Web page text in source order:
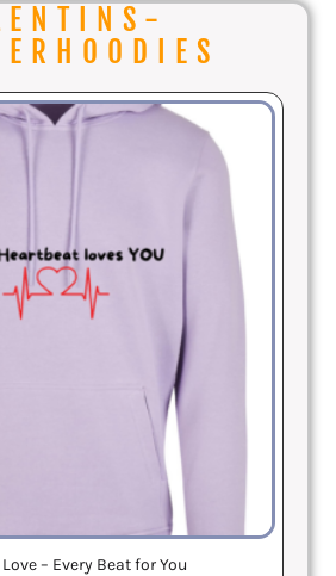
– Every Beat for You